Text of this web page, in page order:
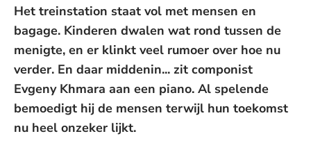
Het treinstation staat vol met mensen en
bagage. Kinderen dwalen wat rond tussen de
menigte, en er klinkt veel rumoer over hoe nu
verder. En daar middenin... zit componist
Evgeny Khmara aan een piano. Al spelende
bemoedigt hij de mensen terwijl hun toekomst
nu heel onzeker lijkt.